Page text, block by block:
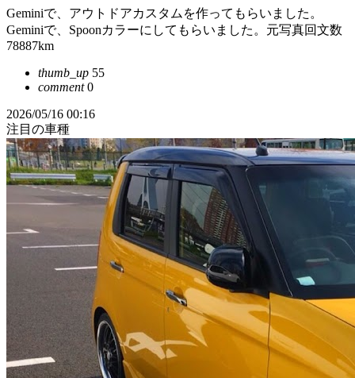
Geminiで、アウトドアカスタムを作ってもらいました。
Geminiで、Spoonカラーにしてもらいました。元写真回文数
78887km
thumb_up 55
comment0
2026/05/16 00:16
注目の車種